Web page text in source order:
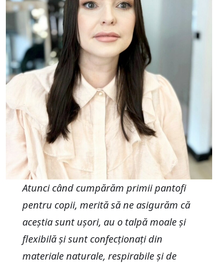
Atunci când cumpărăm primii pantofi
pentru copii, merită să ne asigurăm că
aceștia sunt ușori, au o talpă moale și
flexibilă și sunt confecționați din
materiale naturale, respirabile și de